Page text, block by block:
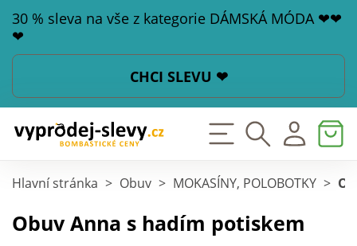
30 % sleva na vše z kategorie DÁMSKÁ MÓDA ❤❤
❤
CHCI SLEVU ❤
Hlavní stránka > Obuv > MOKASÍNY, POLOBOTKY >
Obuv Anna s hadím potiskem